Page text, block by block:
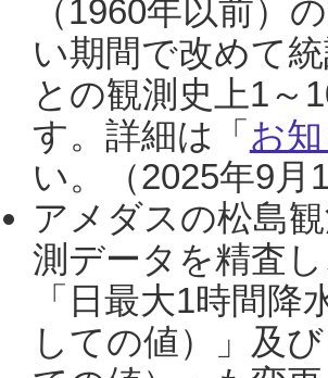
（1960年以前）
い期間で改めて
との観測史上1～
す。詳細は「 お
い。（2025年9月
アメダスの松島
測データを精査
「日最大1時間
しての値）」及